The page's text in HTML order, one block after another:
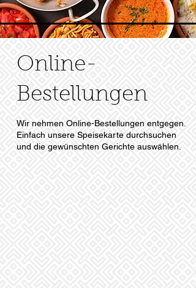
Online-
Bestellungen
Wir nehmen Online-Bestellungen entgegen.
Einfach unsere Speisekarte durchsuchen
und die gewünschten Gerichte auswählen.